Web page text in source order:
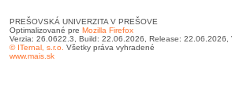
PREŠOVSKÁ UNIVERZITA V PREŠOVE
Optimalizované pre Mozilla Firefox
Verzia: 26.0622.3, Build: 22.06.2026, Release: 22.06.2026,
© ITernal, s.r.o. Všetky práva vyhradené
www.mais.sk